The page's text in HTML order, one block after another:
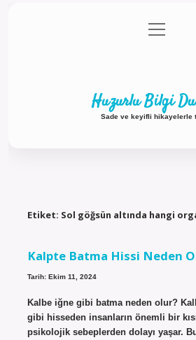
Gizlilik Politikası
menüyü
aç
Huzurlu Bilgi
Sade ve keyifli hikayelerle
Etiket: Sol göğsün altında hangi
Kalpte Batma Hissi Neden
Tarih: Ekim 11, 2024
Kalbe iğne gibi batma neden olur?
gibi hisseden insanların önemli bir
psikolojik sebeplerden dolayı yaşar.